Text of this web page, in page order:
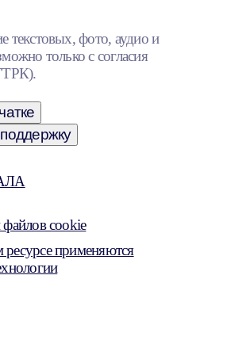
текстовых, фото, аудио и
только с согласия
cookie
применяются